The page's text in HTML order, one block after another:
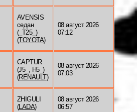
AVENSIS
седан
(_T25_)
(TOYOTA)
08 август 2026
07:12
CAPTUR
(J5_, H5_)
(RENAULT)
08 август 2026
07:03
ZHIGULI
(LADA)
08 август 2026
06:57